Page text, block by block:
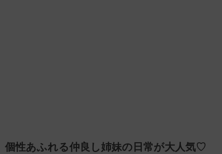
個性あふれる仲良し姉妹の日常が大人気♡